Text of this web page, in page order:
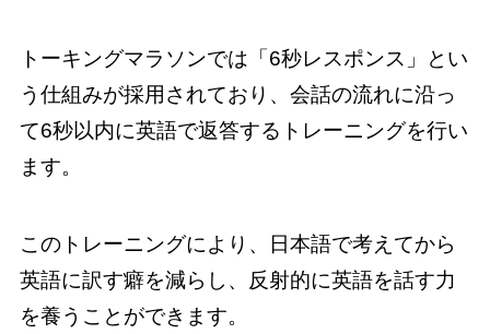
トーキングマラソンでは「6秒レスポンス」とい
う仕組みが採用されており、会話の流れに沿っ
て6秒以内に英語で返答するトレーニングを行い
ます。
このトレーニングにより、日本語で考えてから
英語に訳す癖を減らし、反射的に英語を話す力
を養うことができます。